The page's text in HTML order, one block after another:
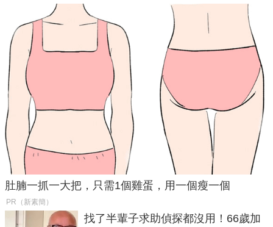
肚腩一抓一大把，只需1個雞蛋，用一個瘦一個
PR（新素簡）
找了半輩子求助偵探都沒用！66歲加